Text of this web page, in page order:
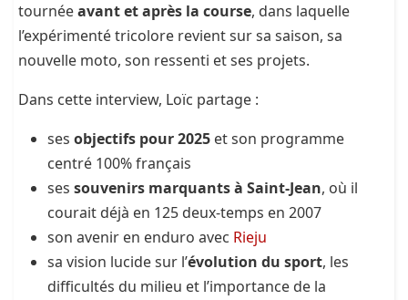
tournéeavant et après la course, dans laquelle
l’expérimenté tricolore revient sur sa saison, sa
nouvelle moto, son ressenti et ses projets.
Dans cette interview, Loïc partage :
ses objectifs pour 2025 et son programme
centré 100% français
ses souvenirs marquants à Saint-Jean, où il
courait déjà en 125 deux-temps en 2007
son avenir en enduro avec Rieju
sa vision lucide sur l’évolution du sport, les
difficultés du milieu et l’importance de la